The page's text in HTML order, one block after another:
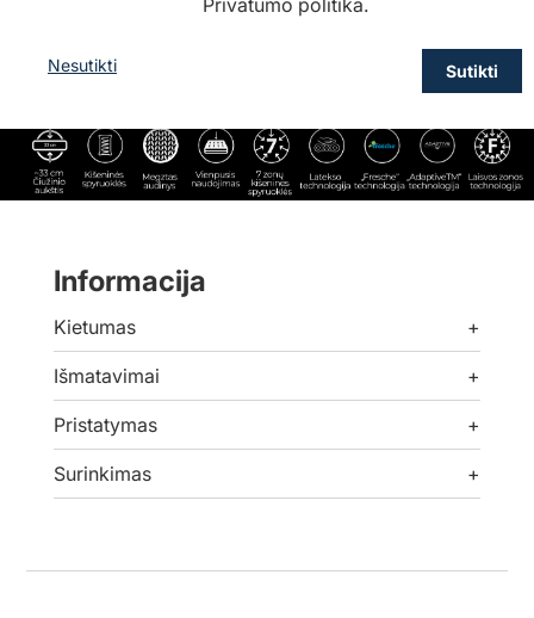
Informacija
Kietumas +
Išmatavimai +
Pristatymas +
Surinkimas +
Privatumo politika.
Nesutikti Sutikti